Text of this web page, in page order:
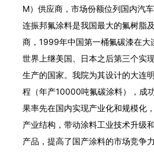
M）供应商，市场份额位列国内
连振邦氟涂料是我国最大的氟树脂
商，1999年中国第一桶氟碳漆在大
世界上继美国、日本之后第三个
生产的国家。我院为其设计的大
程（年产10000吨氟碳涂料），成
果率先在国内实现产业化和规模化
产业结构，带动涂料工业技术升
产品，提高了国产涂料的市场竞争力